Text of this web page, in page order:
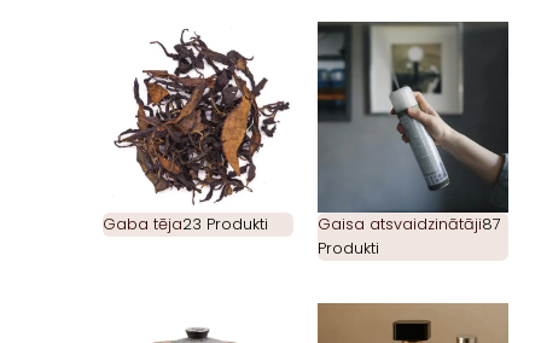
Gaba tēja23 Produkti Gaisa atsvaidzinātāji87
Produkti